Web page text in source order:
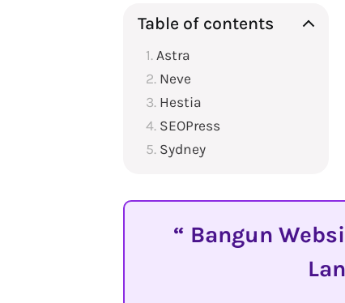
Table of contents
Astra
Neve
Hestia
SEOPress
Sydney
Bangun